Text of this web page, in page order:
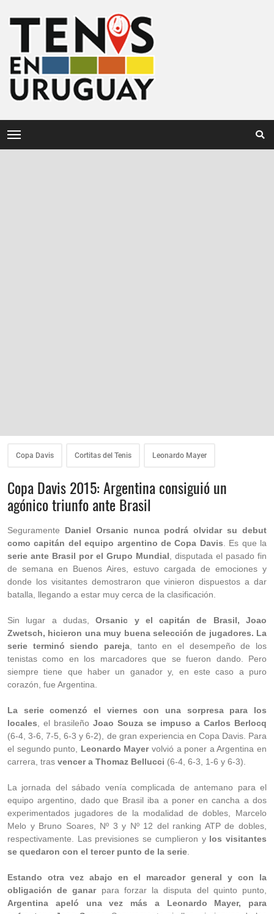
Copa Davis Cortitas del Tenis Leonardo Mayer
Copa Davis 2015: Argentina consiguió un
agónico triunfo ante Brasil
Seguramente Daniel Orsanic nunca podrá olvidar su debut
como capitán del equipo argentino de Copa Davis . Es que la
serie ante Brasil por el Grupo Mundial , disputada el pasado fin
de semana en Buenos Aires, estuvo cargada de emociones y
donde los visitantes demostraron que vinieron dispuestos a dar
batalla, llegando a estar muy cerca de la clasificación.
Sin lugar a dudas,Orsanic y el capitán de Brasil, Joao
Zwetsch, hicieron una muy buena selección de jugadores. La
serie terminó siendo pareja , tanto en el desempeño de los
tenistas como en los marcadores que se fueron dando. Pero
siempre tiene que haber un ganador y, en este caso a puro
corazón, fue Argentina.
La serie comenzó el viernes con una sorpresa para los
locales , el brasileño Joao Souza se impuso a Carlos Berlocq
(6-4, 3-6, 7-5, 6-3 y 6-2), de gran experiencia en Copa Davis. Para
el segundo punto, Leonardo Mayervolvió a poner a Argentina en
carrera, tras vencer a Thomaz Bellucci (6-4, 6-3, 1-6 y 6-3).
La jornada del sábado venía complicada de antemano para el
equipo argentino, dado que Brasil iba a poner en cancha a dos
experimentados jugadores de la modalidad de dobles, Marcelo
Melo y Bruno Soares, Nº 3 y Nº 12 del ranking ATP de dobles,
respectivamente. Las previsiones se cumplieron y los visitantes
se quedaron con el tercer punto de la serie
Estando otra vez abajo en el marcador general y con la
obligación de ganarpara forzar la disputa del quinto punto,
Argentina apeló una vez más a Leonardo Mayer, para